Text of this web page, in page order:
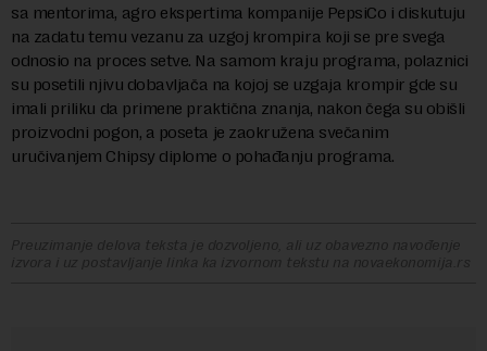
sa mentorima, agro ekspertima kompanije PepsiCo i diskutuju
na zadatu temu vezanu za uzgoj krompira koji se pre svega
odnosio na proces setve. Na samom kraju programa, polaznici
su posetili njivu dobavljača na kojoj se uzgaja krompir gde su
imali priliku da primene praktična znanja, nakon čega su obišli
proizvodni pogon, a poseta je zaokružena svečanim
uručivanjem Chipsy diplome o pohađanju programa.
Preuzimanje delova teksta je dozvoljeno, ali uz obavezno navođenje
izvora i uz postavljanje linka ka izvornom tekstu na novaekonomija.rs